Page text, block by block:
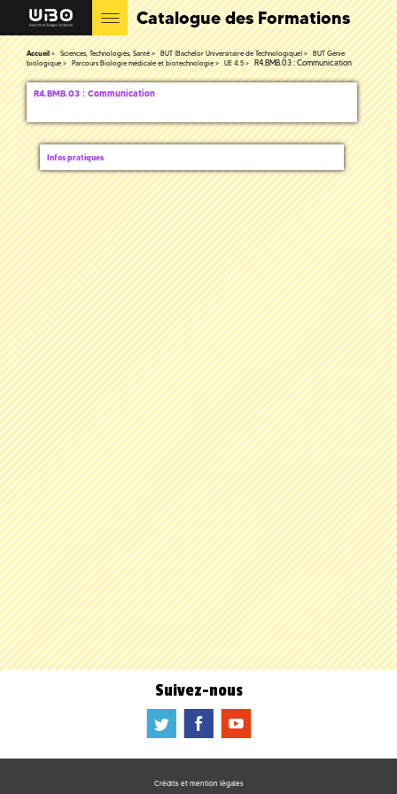
Catalogue des Formations
Accueil Sciences, Technologies, Santé BUT (Bachelor Universitaire de Technologique)
BUT Génie
biologique
Parcours Biologie médicale et biotechnologie UE 4.5 R4.BMB.03 : Communication
R4.BMB.03 : Communication
Infos pratiques
Suivez-nous
a b f
Crédits et mention légales